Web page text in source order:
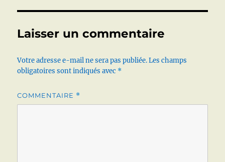
Laisser un commentaire
Votre adresse e-mail ne sera pas publiée. Les champs
obligatoires sont indiqués avec *
COMMENTAIRE *